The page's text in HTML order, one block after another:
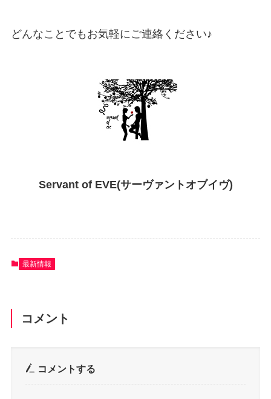
どんなことでもお気軽にご連絡ください♪
Servant of EVE(サーヴァントオブイヴ)
最新情報
コメント
コメントする